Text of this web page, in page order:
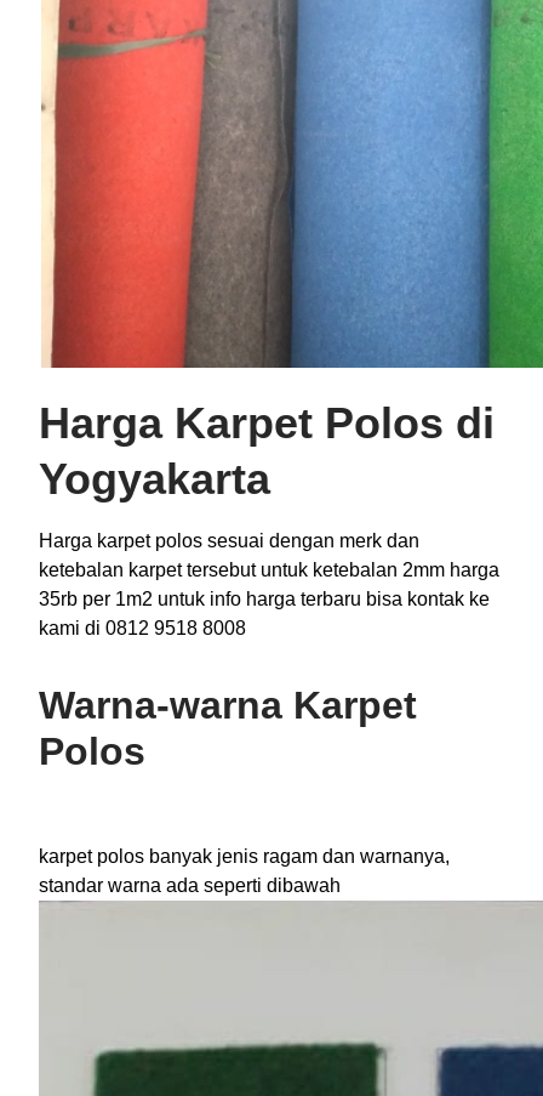
Harga Karpet Polos di
Yogyakarta
Harga karpet polos sesuai dengan merk dan
ketebalan karpet tersebut untuk ketebalan 2mm harga
35rb per 1m2 untuk info harga terbaru bisa kontak ke
kami di 0812 9518 8008
Warna-warna Karpet
Polos
karpet polos banyak jenis ragam dan warnanya,
standar warna ada seperti dibawah